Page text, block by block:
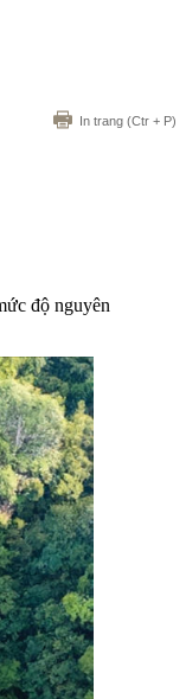
In trang (Ctr + P)
độ nguyên